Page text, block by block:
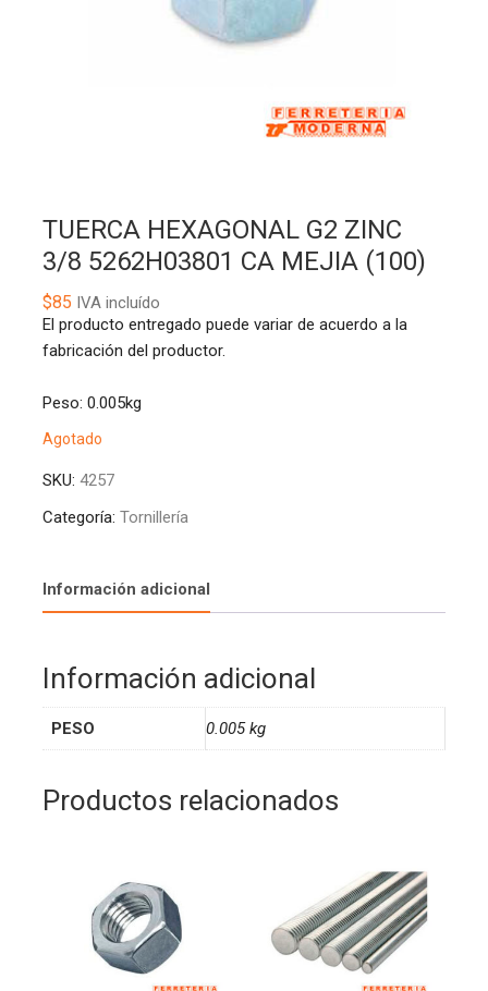
TUERCA HEXAGONAL G2 ZINC
3/8 5262H03801 CA MEJIA (100)
$85 IVA incluído
El producto entregado puede variar de acuerdo a la
fabricación del productor.
Peso: 0.005kg
Agotado
SKU: 4257
Categoría: Tornillería
Información adicional
Información adicional
PESO 0.005 kg
Productos relacionados